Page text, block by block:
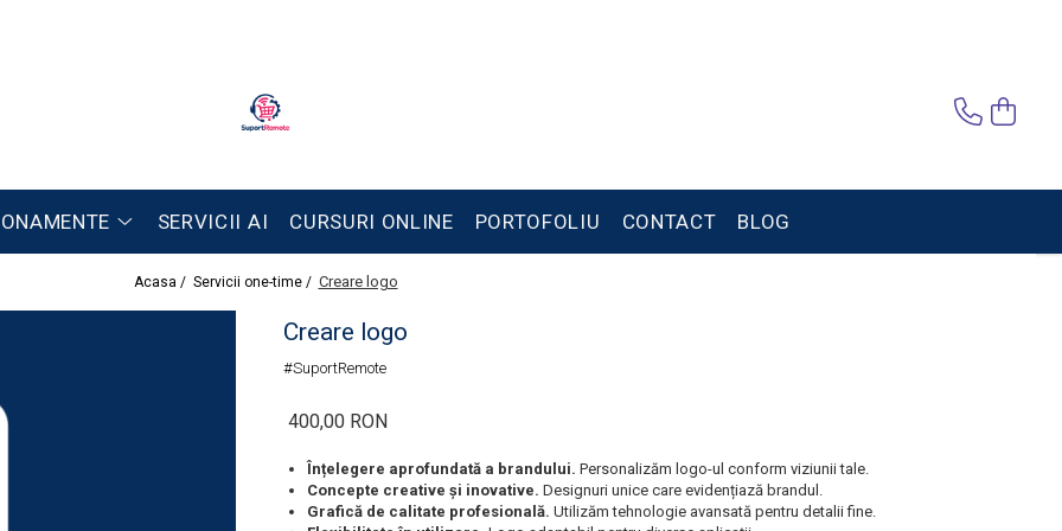
SERVICII AI CURSURI ONLINE PORTOFOLIU CONTACT BLOG
Acasa / Servicii one-time / Creare logo
Creare logo
#SuportRemote
400,00 RON
Înțelegere aprofundată a brandului. Personalizăm logo-ul conform viziunii tale.
Concepte creative și inovative. Designuri unice care evidențiază brandul.
Grafică de calitate profesională. Utilizăm tehnologie avansată pentru detalii fine.